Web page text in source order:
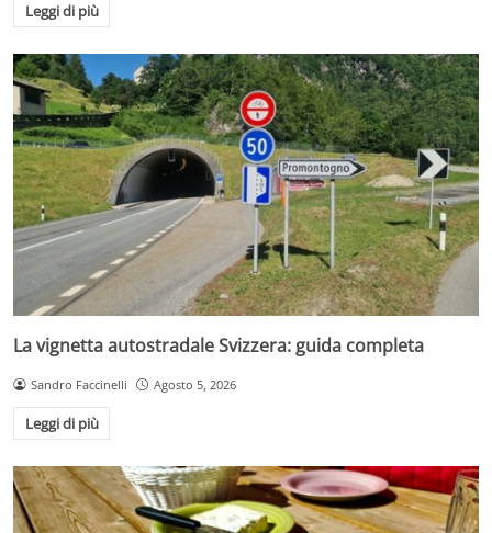
Leggi di più
La vignetta autostradale Svizzera: guida completa
Sandro Faccinelli Agosto 5, 2026
Leggi di più